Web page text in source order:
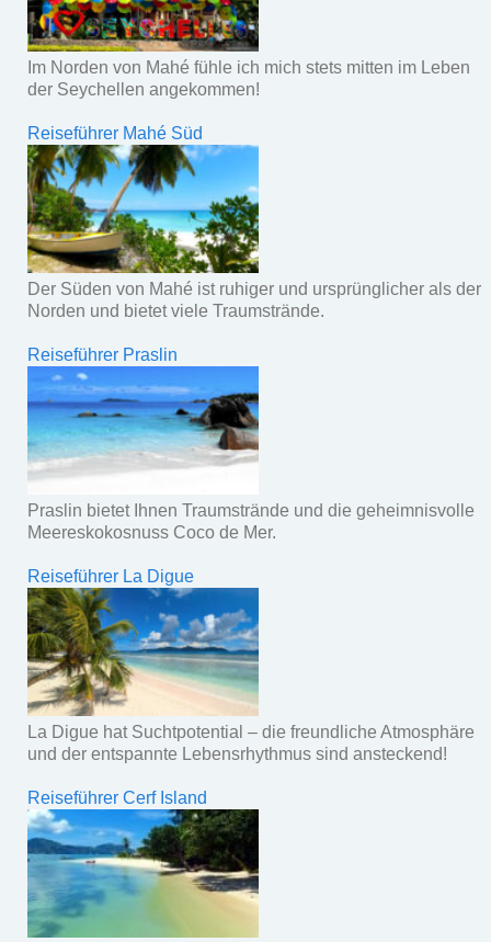
Im Norden von Mahé fühle ich mich stets mitten im Leben
der Seychellen angekommen!
Reiseführer Mahé Süd
Der Süden von Mahé ist ruhiger und ursprünglicher als der
Norden und bietet viele Traumstrände.
Reiseführer Praslin
Praslin bietet Ihnen Traumstrände und die geheimnisvolle
Meereskokosnuss Coco de Mer.
Reiseführer La Digue
La Digue hat Suchtpotential – die freundliche Atmosphäre
und der entspannte Lebensrhythmus sind ansteckend!
Reiseführer Cerf Island